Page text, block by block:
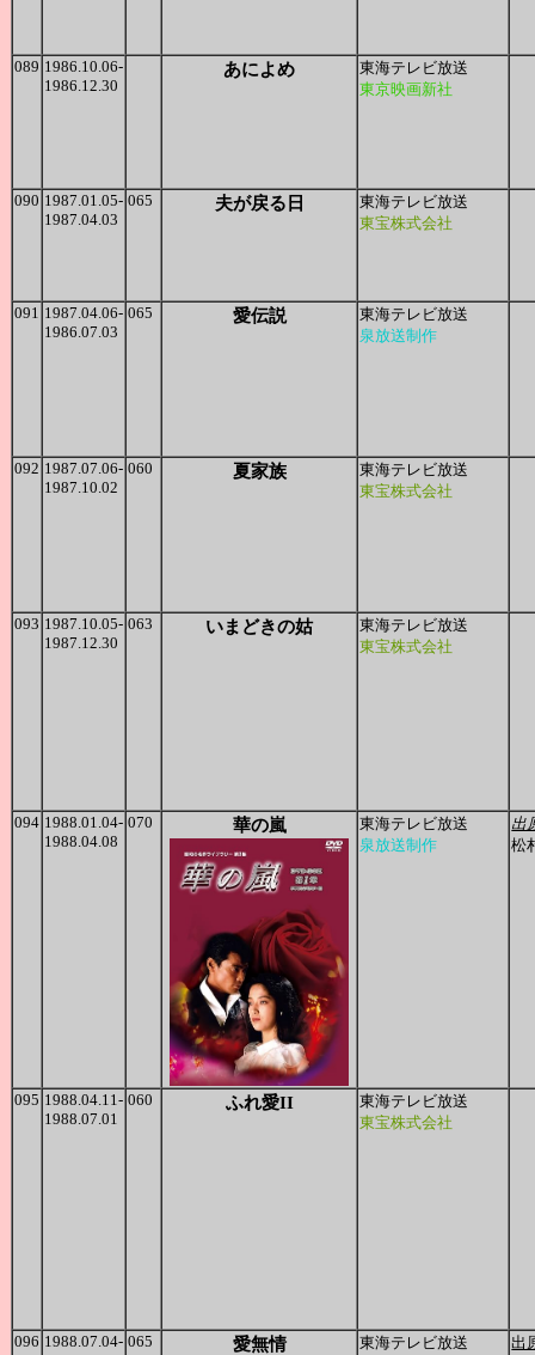
089 1986.10.06-
1986.12.30
あによめ
東海テレビ放送
東京映画新社
090 1987.01.05-
1987.04.03
065 夫が戻る日
東海テレビ放送
東宝株式会社
091 1987.04.06-
1986.07.03
065 愛伝説
東海テレビ放送
泉放送制作
092 1987.07.06-
1987.10.02
060 夏家族
東海テレビ放送
東宝株式会社
093 1987.10.05-
1987.12.30
063 いまどきの姑
東海テレビ放送
東宝株式会社
094 1988.01.04-
1988.04.08
070 華の嵐
東海テレビ放送
泉放送制作
出
松
095 1988.04.11-
1988.07.01
060 ふれ愛II
東海テレビ放送
東宝株式会社
096 1988.07.04- 065 愛無情 東海テレビ放送 出